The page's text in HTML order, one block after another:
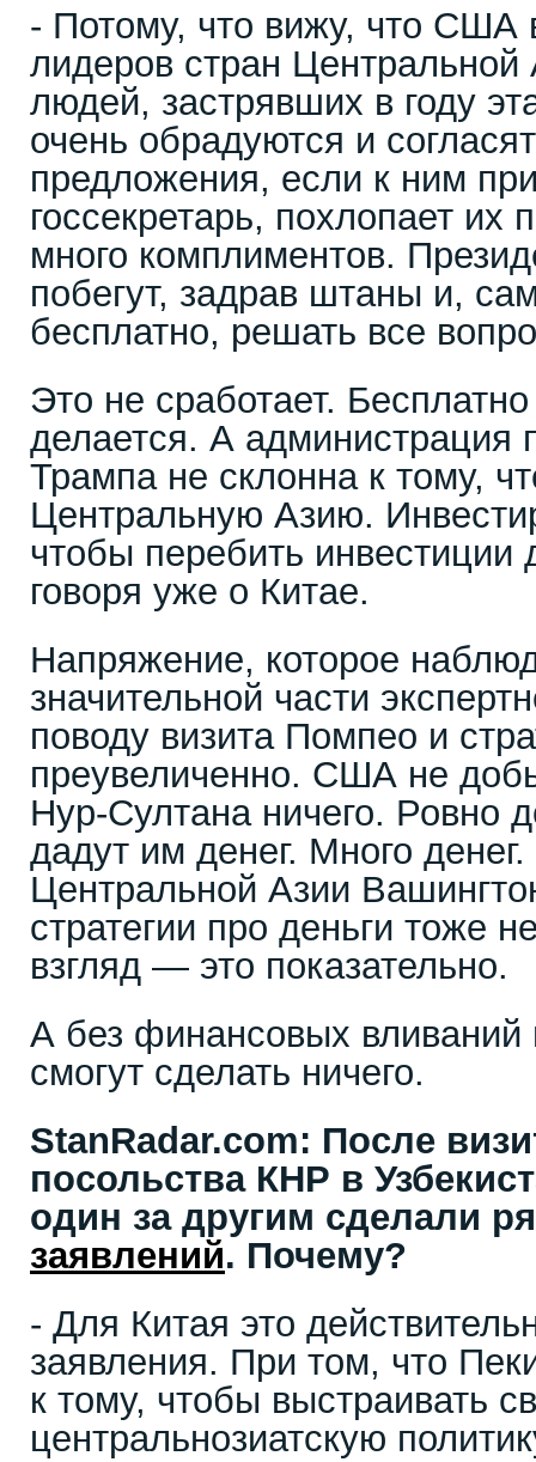
- Потому, что вижу, что США
лидеров стран Центральной
людей, застрявших в году
очень обрадуются и
предложения, если к ним
госсекретарь, похлопает их
много комплиментов.
побегут, задрав штаны и,
бесплатно, решать все
Это не сработает.
делается. А администрация
Трампа не склонна к тому,
Центральную Азию.
чтобы перебить инвестиции
говоря уже о Китае.
Напряжение, которое
значительной части
поводу визита Помпео и
преувеличенно. США не
Нур-Султана ничего. Ровно
дадут им денег. Много
Центральной Азии
стратегии про деньги тоже
взгляд — это показательно.
А без финансовых
смогут сделать ничего.
StanRadar.com: После
посольства КНР в
один за другим сделали
заявлений. Почему?
- Для Китая это
заявления. При том, что
к тому, чтобы выстраивать
центральнозиатскую